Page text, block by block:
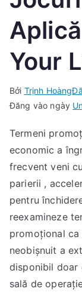
Your
Bởi Trịnh Hoàng
Đăng vào ngày
Termeni
economic a
frecvent veni
parierii ,
pentru
reexamineze
promoțional
neobișnuit a
disponibil doar
sală de